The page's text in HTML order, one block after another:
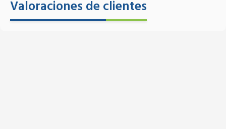
Valoraciones de clientes